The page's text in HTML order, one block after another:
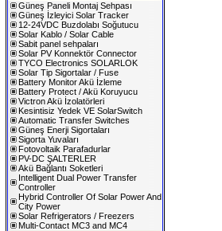
Güneş Paneli Montaj Sehpası
Güneş İzleyici Solar Tracker
12-24VDC Buzdolabı Soğutucu
Solar Kablo / Solar Cable
Sabit panel sehpaları
Solar PV Konnektör Connector
TYCO Electronics SOLARLOK
Solar Tip Sigortalar / Fuse
Battery Monitor Akü İzleme
Battery Protect / Akü Koruyucu
Victron Akü İzolatörleri
Kesintisiz Yedek VE SolarSwitch
Automatic Transfer Switches
Güneş Enerji Sigortaları
Sigorta Yuvaları
Fotovoltaik Parafadurlar
PV-DC ŞALTERLER
Akü Bağlantı Soketleri
Intelligent Dual Power Transfer
Controller
Hybrid Controller Of Solar Power And
City Power
Solar Refrigerators / Freezers
Multi-Contact MC3 and MC4